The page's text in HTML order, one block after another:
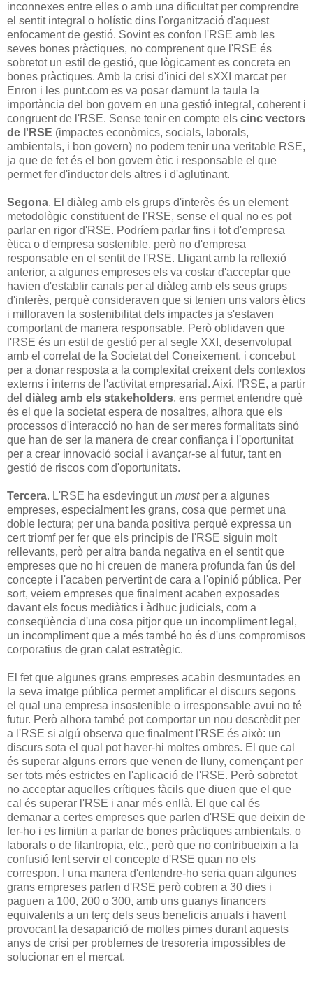
inconnexes entre elles o amb una dificultat per comprendre
el sentit integral o holístic dins l'organització d'aquest
enfocament de gestió. Sovint es confon l'RSE amb les
seves bones pràctiques, no comprenent que l'RSE és
sobretot un estil de gestió, que lògicament es concreta en
bones pràctiques. Amb la crisi d'inici del sXXI marcat per
Enron i les punt.com es va posar damunt la taula la
importància del bon govern en una gestió integral, coherent i
congruent de l'RSE. Sense tenir en compte els cinc vectors
de l'RSE (impactes econòmics, socials, laborals,
ambientals, i bon govern) no podem tenir una veritable RSE,
ja que de fet és el bon govern ètic i responsable el que
permet fer d'inductor dels altres i d'aglutinant.
Segona. El diàleg amb els grups d'interès és un element
metodològic constituent de l'RSE, sense el qual no es pot
parlar en rigor d'RSE. Podríem parlar fins i tot d'empresa
ètica o d'empresa sostenible, però no d'empresa
responsable en el sentit de l'RSE. Lligant amb la reflexió
anterior, a algunes empreses els va costar d'acceptar que
havien d'establir canals per al diàleg amb els seus grups
d'interès, perquè consideraven que si tenien uns valors ètics
i milloraven la sostenibilitat dels impactes ja s'estaven
comportant de manera responsable. Però oblidaven que
l'RSE és un estil de gestió per al segle XXI, desenvolupat
amb el correlat de la Societat del Coneixement, i concebut
per a donar resposta a la complexitat creixent dels contextos
externs i interns de l'activitat empresarial. Així, l'RSE, a partir
del diàleg amb els stakeholders, ens permet entendre què
és el que la societat espera de nosaltres, alhora que els
processos d'interacció no han de ser meres formalitats sinó
que han de ser la manera de crear confiança i l'oportunitat
per a crear innovació social i avançar-se al futur, tant en
gestió de riscos com d'oportunitats.
Tercera. L'RSE ha esdevingut un mustper a algunes
empreses, especialment les grans, cosa que permet una
doble lectura; per una banda positiva perquè expressa un
cert triomf per fer que els principis de l'RSE siguin molt
rellevants, però per altra banda negativa en el sentit que
empreses que no hi creuen de manera profunda fan ús del
concepte i l'acaben pervertint de cara a l'opinió pública. Per
sort, veiem empreses que finalment acaben exposades
davant els focus mediàtics i àdhuc judicials, com a
conseqüència d'una cosa pitjor que un incompliment legal,
un incompliment que a més també ho és d'uns compromisos
corporatius de gran calat estratègic.
El fet que algunes grans empreses acabin desmuntades en
la seva imatge pública permet amplificar el discurs segons
el qual una empresa insostenible o irresponsable avui no té
futur. Però alhora també pot comportar un nou descrèdit per
a l'RSE si algú observa que finalment l'RSE és això: un
discurs sota el qual pot haver-hi moltes ombres. El que cal
és superar alguns errors que venen de lluny, començant per
ser tots més estrictes en l'aplicació de l'RSE. Però sobretot
no acceptar aquelles crítiques fàcils que diuen que el que
cal és superar l'RSE i anar més enllà. El que cal és
demanar a certes empreses que parlen d'RSE que deixin de
fer-ho i es limitin a parlar de bones pràctiques ambientals, o
laborals o de filantropia, etc., però que no contribueixin a la
confusió fent servir el concepte d'RSE quan no els
correspon. I una manera d'entendre-ho seria quan algunes
grans empreses parlen d'RSE però cobren a 30 dies i
paguen a 100, 200 o 300, amb uns guanys financers
equivalents a un terç dels seus beneficis anuals i havent
provocant la desaparició de moltes pimes durant aquests
anys de crisi per problemes de tresoreria impossibles de
solucionar en el mercat.